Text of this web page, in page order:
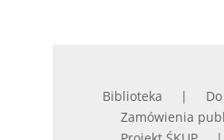
Biblioteka
Zamówienia